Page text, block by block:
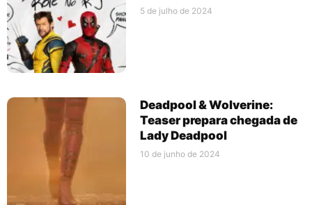
5 de julho de 2024
Deadpool & Wolverine:
Teaser prepara chegada de
Lady Deadpool
10 de junho de 2024